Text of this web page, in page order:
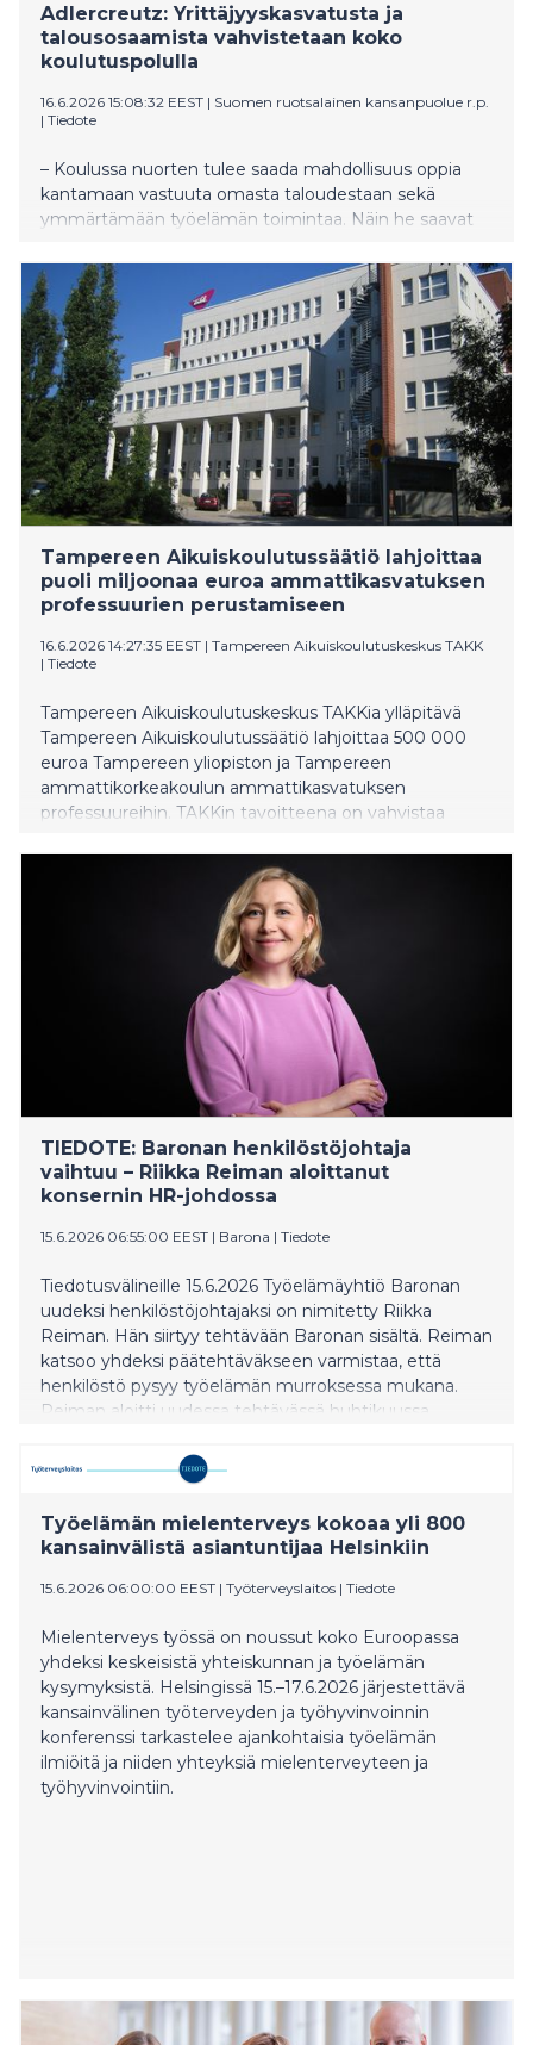
Adlercreutz: Yrittäjyyskasvatusta ja
talousosaamista vahvistetaan koko
koulutuspolulla
16.6.2026 15:08:32 EEST | Suomen ruotsalainen kansanpuolue r.p.
| Tiedote
– Koulussa nuorten tulee saada mahdollisuus oppia
kantamaan vastuuta omasta taloudestaan sekä
ymmärtämään työelämän toimintaa. Näin he saavat
keskeisiä taitoja, jotka auttavat nuoria seisomaan
omilla jaloillaan. Meidän tehtävämme on tarjota heille
välineitä oman polkunsa löytämiseen nopeasti
muuttuvassa työelämässä, sanoo RKP:n
puheenjohtajalle ja opetusministeri Anders
Adlercreutz.
Tampereen Aikuiskoulutussäätiö lahjoittaa
puoli miljoonaa euroa ammattikasvatuksen
professuurien perustamiseen
16.6.2026 14:27:35 EEST | Tampereen Aikuiskoulutuskeskus TAKK
| Tiedote
Tampereen Aikuiskoulutuskeskus TAKKia ylläpitävä
Tampereen Aikuiskoulutussäätiö lahjoittaa 500 000
euroa Tampereen yliopiston ja Tampereen
ammattikorkeakoulun ammattikasvatuksen
professuureihin. TAKKin tavoitteena on vahvistaa
tietoa ammatillisen koulutuksen kehittämisen
TIEDOTE: Baronan henkilöstöjohtaja
vaihtuu – Riikka Reiman aloittanut
konsernin HR-johdossa
15.6.2026 06:55:00 EEST | Barona | Tiedote
Tiedotusvälineille 15.6.2026 Työelämäyhtiö Baronan
uudeksi henkilöstöjohtajaksi on nimitetty Riikka
Reiman. Hän siirtyy tehtävään Baronan sisältä. Reiman
katsoo yhdeksi päätehtäväkseen varmistaa, että
henkilöstö pysyy työelämän murroksessa mukana.
Reiman aloitti uudessa tehtävässä huhtikuussa.
toiminnon kehittämisestä ja johtamisesta sekä
henkilöstöstrategian toteuttamisesta yhteistyössä
liiketoimintojen HR-tiimien kanssa. ”Tämä on erityisen
kiinnostava hetki aloittaa uudessa roolissa. Työelämä
on voimakkaassa murroksessa, ja esimerkiksi tekoäly
muuttaa työn sisältöjä ja osaamistarpeita. HR:n
ihmiset pysyvät muutoksessa mukana”, Reiman
sanoo. Reiman haluaa vahvistaa Baronan roolia
työelämäkeskustelun suunnannäyttäjänä. “Haluamme
luoda uskoa, toivoa ja myönteisyyttä työelämää
kohtaan. Työpaikkojen tehtävänä on tarjota ihmisille
mahdollisuuksia oppia, kehittyä ja onnistua.”
Luottamus on tuken
Työelämän mielenterveys kokoaa yli 800
kansainvälistä asiantuntijaa Helsinkiin
15.6.2026 06:00:00 EEST | Työterveyslaitos | Tiedote
Mielenterveys työssä on noussut koko Euroopassa
yhdeksi keskeisistä yhteiskunnan ja työelämän
kysymyksistä. Helsingissä 15.–17.6.2026 järjestettävä
kansainvälinen työterveyden ja työhyvinvoinnin
konferenssi tarkastelee ajankohtaisia työelämän
ilmiöitä ja niiden yhteyksiä mielenterveyteen ja
työhyvinvointiin.